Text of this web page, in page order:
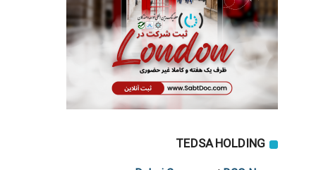
TEDSA HOLDING